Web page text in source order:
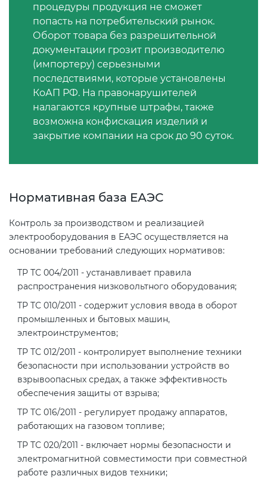
процедуры продукция не сможет
попасть на потребительский рынок.
Оборот товара без разрешительной
документации грозит производителю
(импортеру) серьезными
последствиями, которые установлены
КоАП РФ. На правонарушителей
налагаются крупные штрафы, также
возможна конфискация изделий и
закрытие компании на срок до 90 суток.
Нормативная база ЕАЭС
Контроль за производством и реализацией
электрооборудования в ЕАЭС осуществляется на
основании требований следующих нормативов:
ТР ТС 004/2011 - устанавливает правила
распространения низковольтного оборудования;
ТР ТС 010/2011 - содержит условия ввода в оборот
промышленных и бытовых машин,
электроинструментов;
ТР ТС 012/2011 - контролирует выполнение техники
безопасности при использовании устройств во
взрывоопасных средах, а также эффективность
обеспечения защиты от взрыва;
ТР ТС 016/2011 - регулирует продажу аппаратов,
работающих на газовом топливе;
ТР ТС 020/2011 - включает нормы безопасности и
электромагнитной совместимости при совместной
работе различных видов техники;
Декларация ТР ТС
Декларирование косметики (ТР
ТС 009)
Декларирование оборудования
по схеме 5Д (ТР ТС 010)
Декларирование пищевой
продукции (ТР ЕАЭС 047)
электромагнитной
совместимости (ТР ТС 020)
Сертификация детских товаров
(ТР ТС 007)
Сертификация товаров легкой
промышленности (ТР ТС 017)
Сертификация промышленного
оборудования (ТР ТС 010)
Сертификация средств